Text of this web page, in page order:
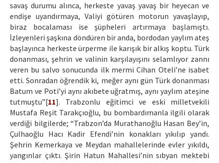
savaş durumu alınca, herkeste yavaş yavaş bir heyecan ve
endişe uyandırmaya, Valiyi götüren motorun yavaşlayıp,
biraz bocalaması ise şüpheleri artırmaya başlamıştı.
İzleyenleri şaşkına döndüren bir anda, bordodan yaylım ateş
başlayınca herkeste ürperme ile karışık bir alkış koptu. Türk
donanması, şehrin ve valinin karşılayışını selamlıyor zannı
veren bu salvo sonucunda ilk mermi Cihan Oteli’ne isabet
etti. Sonradan öğrendik ki, meğer aynı gün Türk donanması
Batum ve Poti’yi aynı akıbete uğratmış, aynı yaylım ateşine
tutmuştu”[11]. Trabzonlu eğitimci ve eski milletvekili
Mustafa Reşit Tarakçıoğlu, bu bombardımanla ilgili olarak
verdiği bilgilerde; “Trabzon’da Murathanoğlu Hasan Bey’in,
Çulhaoğlu Hacı Kadir Efendi’nin konakları yıkılıp yandı.
Şehrin Kemerkaya ve Meydan mahallelerinde evler yıkıldı,
yangınlar çıktı. Şirin Hatun Mahallesi’nin sıbyan mektebi